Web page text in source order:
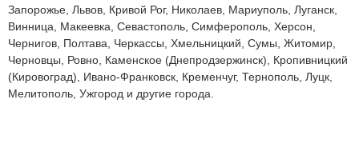
Запорожье, Львов, Кривой Рог, Николаев, Мариуполь, Луганск,
Винница, Макеевка, Севастополь, Симферополь, Херсон,
Чернигов, Полтава, Черкассы, Хмельницкий, Сумы, Житомир,
Черновцы, Ровно, Каменское (Днепродзержинск), Кропивницкий
(Кировоград), Ивано-Франковск, Кременчуг, Тернополь, Луцк,
Мелитополь, Ужгород и другие города.